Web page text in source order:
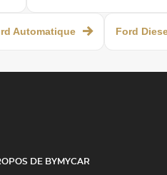
Automatique Ford
DE BYMYCAR